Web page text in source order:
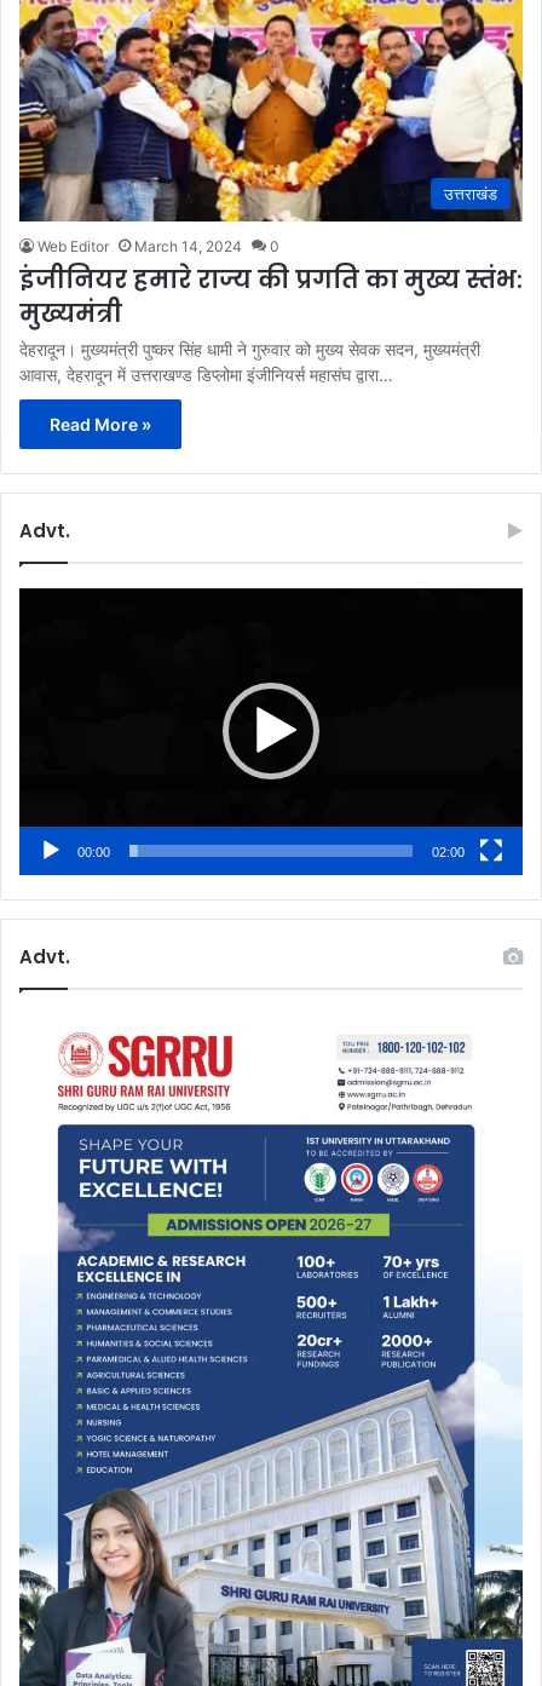
उत्तराखंड
Web Editor March 14, 2024 0
इंजीनियर हमारे राज्य की प्रगति का मुख्य स्तंभ:
मुख्यमंत्री
देहरादून। मुख्यमंत्री पुष्कर सिंह धामी ने गुरुवार को मुख्य सेवक सदन, मुख्यमंत्री
आवास, देहरादून में उत्तराखण्ड डिप्लोमा इंजीनियर्स महासंघ द्वारा…
Read More »
Advt.
00:00 02:00
Advt.